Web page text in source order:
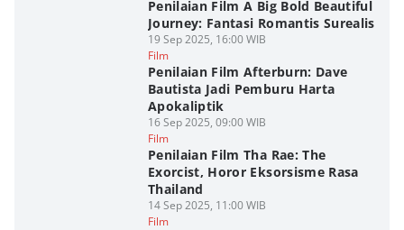
Penilaian Film A Big Bold Beautiful
Journey: Fantasi Romantis Surealis
19 Sep 2025, 16:00 WIB
Film
Penilaian Film Afterburn: Dave
Bautista Jadi Pemburu Harta
Apokaliptik
16 Sep 2025, 09:00 WIB
Film
Penilaian Film Tha Rae: The
Exorcist, Horor Eksorsisme Rasa
Thailand
14 Sep 2025, 11:00 WIB
Film